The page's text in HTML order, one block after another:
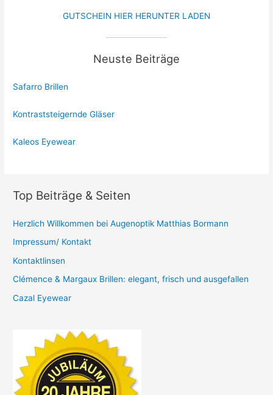
GUTSCHEIN HIER HERUNTER LADEN
Neuste Beiträge
Safarro Brillen
Kontraststeigernde Gläser
Kaleos Eyewear
Top Beiträge & Seiten
Herzlich Willkommen bei Augenoptik Matthias Bormann
Impressum/ Kontakt
Kontaktlinsen
Clémence & Margaux Brillen: elegant, frisch und ausgefallen
Cazal Eyewear